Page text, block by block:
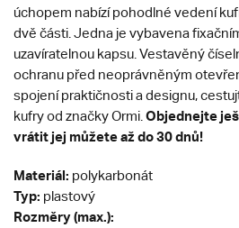
úchopem nabízí pohodlné vedení
dvě části. Jedna je vybavena
uzavíratelnou kapsu. Vestavěný
ochranu před neoprávněným
spojení praktičnosti a designu,
kufry od značky Ormi. Objednejte
vrátit jej můžete až do 30 dnů!
Materiál: polykarbonát
Typ: plastový
Rozměry (max.):